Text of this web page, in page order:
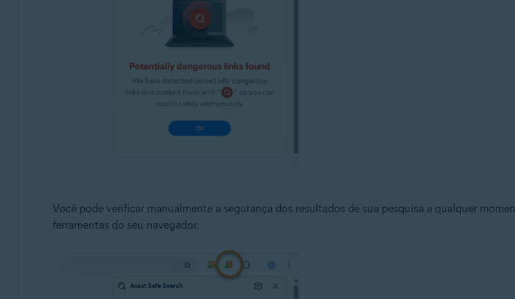
Você pode verificar manualmente a segurança dos resultados de sua pesquisa a qualquer
ferramentas do seu navegador.